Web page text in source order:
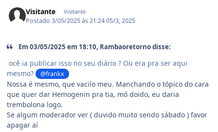
Visitante Visitante
Postado3/05/2025 às 21:2405/3, 2025
Em 03/05/2025 em 18:10, Rambaoretorno disse:
ocê ia publicar isso no seu diário ? Ou era pra ser aqui
mesmo?
@frankx
Nossa é mesmo, que vacilo meu. Manchando o tópico do cara
que quer dar Hemogenin pra tia, mó doido, eu daria
trembolona logo.
Se algum moderador ver ( duvido muito sendo sábado ) favor
apagar aí